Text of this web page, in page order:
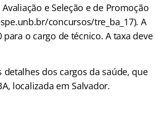
e Seleção e de Promoção
concursos/tre_ba_17). A
para o cargo de técnico. A taxa deve
dos cargos da saúde, que
localizada em Salvador.